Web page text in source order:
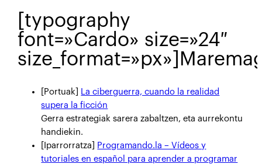
[typography
font=»Cardo» size=»24″
[Portuak]
La ciberguerra, cuando la realidad
supera la ficción
Gerra estrategiak sarera zabaltzen, eta aurrekontu
handiekin.
[Iparrorratza]
Programando.la – Vídeos y
tutoriales en español para aprender a programar